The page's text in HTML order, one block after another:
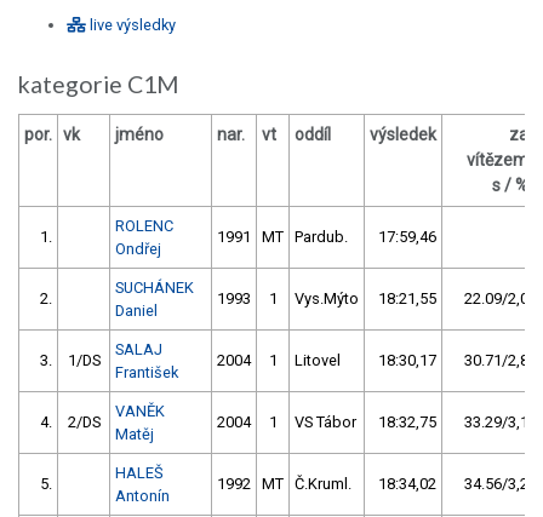
live výsledky
kategorie C1M
por. vk jméno nar. vt oddíl výsledek
za
vítězem
s / %
1.
ROLENC
Ondřej
1991 MT Pardub. 17:59,46
2.
SUCHÁNEK
Daniel
1993 1 Vys.Mýto 18:21,55 22.09/2,0
3. 1/DS
SALAJ
František
2004 1 Litovel 18:30,17 30.71/2,8
4. 2/DS
VANĚK
Matěj
2004 1 VS Tábor 18:32,75 33.29/3,1
5.
HALEŠ
Antonín
1992 MT Č.Kruml. 18:34,02 34.56/3,2